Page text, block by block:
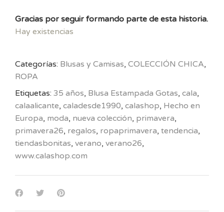
Gracias por seguir formando parte de esta historia.
Hay existencias
Categorías: Blusas y Camisas, COLECCIÓN CHICA,
ROPA
Etiquetas: 35 años, Blusa Estampada Gotas, cala,
calaalicante, caladesde1990, calashop, Hecho en
Europa, moda, nueva colección, primavera,
primavera26, regalos, ropaprimavera, tendencia,
tiendasbonitas, verano, verano26,
www.calashop.com